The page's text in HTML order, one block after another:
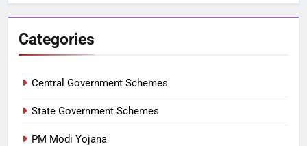
Categories
Central Government Schemes
State Government Schemes
PM Modi Yojana